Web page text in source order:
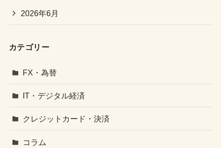
2026年6月
カテゴリー
FX・為替
IT・デジタル経済
クレジットカード・決済
コラム